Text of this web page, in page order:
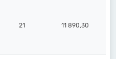
21 11 890,30